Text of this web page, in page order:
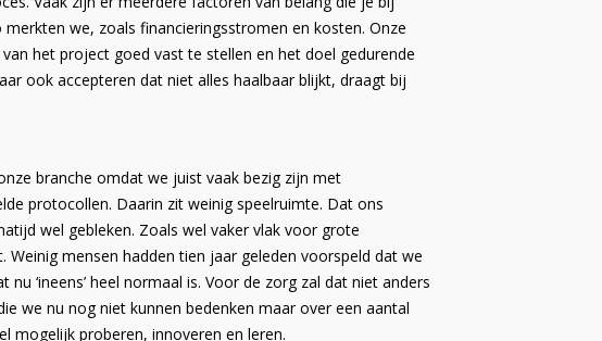
we, zoals financieringsstromen en kosten. Onze
het project goed vast te stellen en het doel gedurende
ook accepteren dat niet alles haalbaar blijkt, draagt bij
branche omdat we juist vaak bezig zijn met
protocollen. Daarin zit weinig speelruimte. Dat ons
wel gebleken. Zoals wel vaker vlak voor grote
mensen hadden tien jaar geleden voorspeld dat we
‘ineens’ heel normaal is. Voor de zorg zal dat niet anders
we nu nog niet kunnen bedenken maar over een aantal
mogelijk proberen, innoveren en leren.